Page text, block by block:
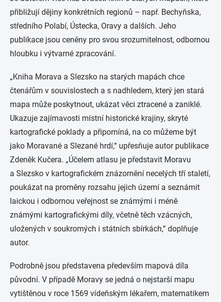
přibližují dějiny konkrétních regionů – např. Bechyňska,
středního Polabí, Ústecka, Oravy a dalších. Jeho
publikace jsou ceněny pro svou srozumitelnost, odbornou
hloubku i výtvarné zpracování.
„Kniha Morava a Slezsko na starých mapách chce
čtenářům v souvislostech a s nadhledem, který jen stará
mapa může poskytnout, ukázat věci ztracené a zaniklé.
Ukazuje zajímavosti místní historické krajiny, skryté
kartografické poklady a připomíná, na co můžeme být
jako Moravané a Slezané hrdí,“ upřesňuje autor publikace
Zdeněk Kučera. „Účelem atlasu je představit Moravu
a Slezsko v kartografickém znázornění necelých tří staletí,
poukázat na proměny rozsahu jejich území a seznámit
laickou i odbornou veřejnost se známými i méně
známými kartografickými díly, včetně těch vzácných,
uložených v soukromých i státních sbírkách,“ doplňuje
autor.
Podrobně jsou představena především mapová díla
původní. V případě Moravy se jedná o nejstarší mapu
vytištěnou v roce 1569 vídeňským lékařem, matematikem